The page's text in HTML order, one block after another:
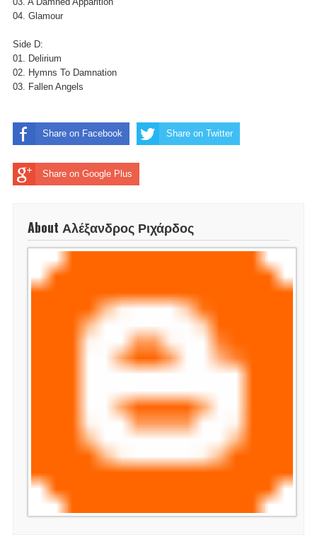
04. Glamour
Side D:
01. Delirium
02. Hymns To Damnation
03. Fallen Angels
Share on Facebook Share on Twitter
Share on Google Plus
About Αλέξανδρος Ριχάρδος